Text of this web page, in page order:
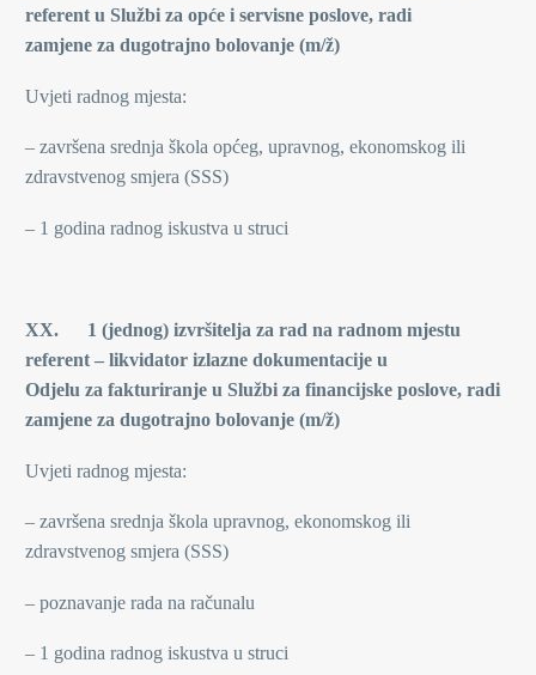
referent u Službi za opće i servisne poslove, radi
zamjene za dugotrajno bolovanje (m/ž)
Uvjeti radnog mjesta:
– završena srednja škola općeg, upravnog, ekonomskog ili
zdravstvenog smjera (SSS)
– 1 godina radnog iskustva u struci
XX. 1 (jednog) izvršitelja za rad na radnom mjestu
referent – likvidator izlazne dokumentacije u
Odjelu za fakturiranje u Službi za financijske poslove, radi
zamjene za dugotrajno bolovanje (m/ž)
Uvjeti radnog mjesta:
– završena srednja škola upravnog, ekonomskog ili
zdravstvenog smjera (SSS)
– poznavanje rada na računalu
– 1 godina radnog iskustva u struci